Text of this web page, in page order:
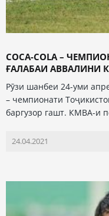
COCA-COLA –
ҒАЛАБАИ АВВАЛИНИ
Рӯзи шанбеи 24-уми
– чемпионати
баргузор гашт. КМВА-и
24.04.2021